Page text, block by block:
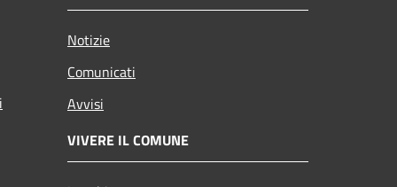
Notizie
Comunicati
Avvisi
VIVERE IL COMUNE